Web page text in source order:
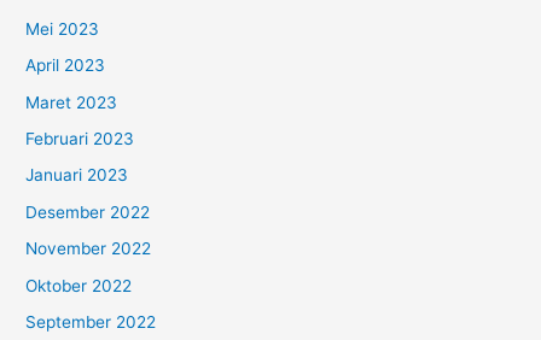
Mei 2023
April 2023
Maret 2023
Februari 2023
Januari 2023
Desember 2022
November 2022
Oktober 2022
September 2022